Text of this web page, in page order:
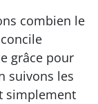
combien le
grâce pour
suivons les
simplement